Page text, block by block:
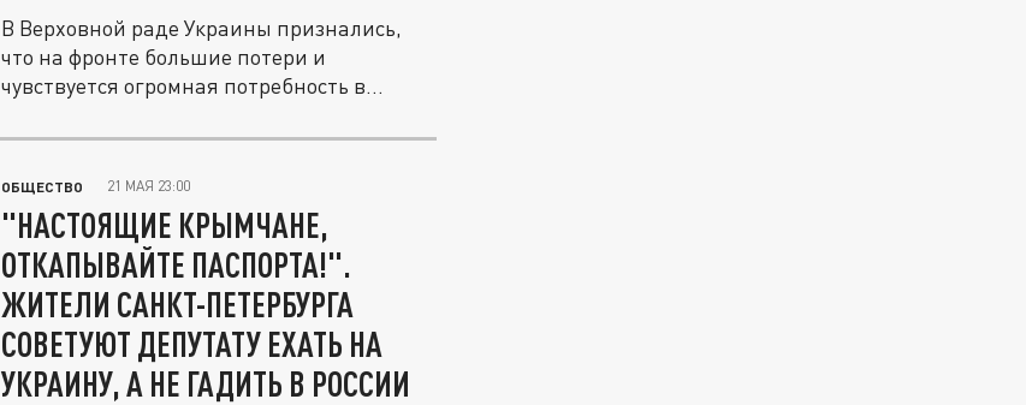
В Верховной раде Украины признались,
что на фронте большие потери и
чувствуется огромная потребность в
ОБЩЕСТВО 21 МАЯ 23:00
"НАСТОЯЩИЕ КРЫМЧАНЕ,
ОТКАПЫВАЙТЕ ПАСПОРТА!".
ЖИТЕЛИ САНКТ-ПЕТЕРБУРГА
СОВЕТУЮТ ДЕПУТАТУ ЕХАТЬ НА
УКРАИНУ, А НЕ ГАДИТЬ В РОССИИ